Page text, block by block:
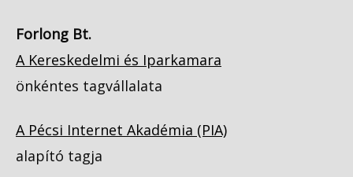
Forlong Bt.
A Kereskedelmi és Iparkamara
önkéntes tagvállalata
A Pécsi Internet Akadémia (PIA)
alapító tagja